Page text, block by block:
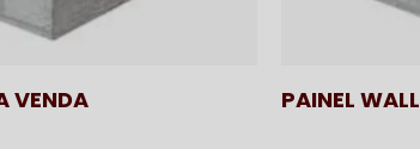
VENDA PAINEL WALL